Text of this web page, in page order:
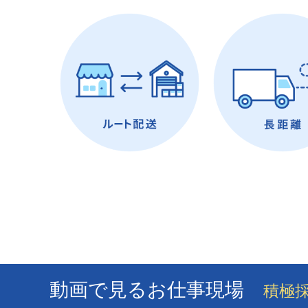
動画で見るお仕事現場 積極